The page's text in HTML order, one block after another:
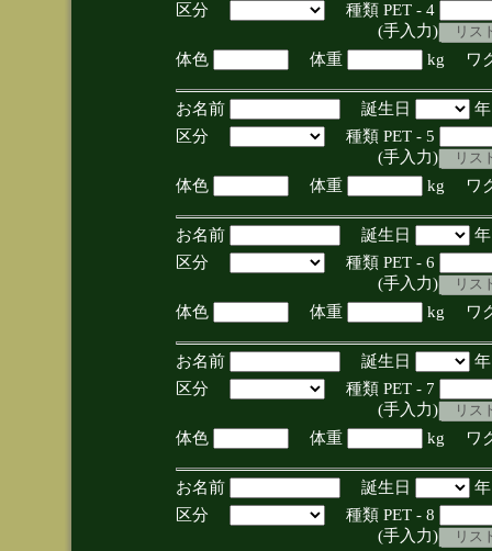
区分
種類 PET - 4
(手入力)
体色
体重 kg ワ
お名前 誕生日
区分
種類 PET - 5
(手入力)
体色
体重 kg ワ
お名前 誕生日
区分
種類 PET - 6
(手入力)
体色
体重 kg ワ
お名前 誕生日
区分
種類 PET - 7
(手入力)
体色
体重 kg ワ
お名前 誕生日
区分
種類 PET - 8
(手入力)